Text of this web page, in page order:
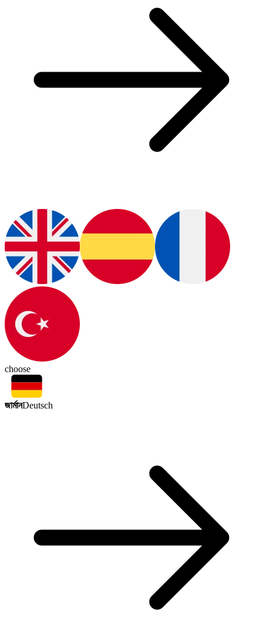
choose
জার্মানDeutsch